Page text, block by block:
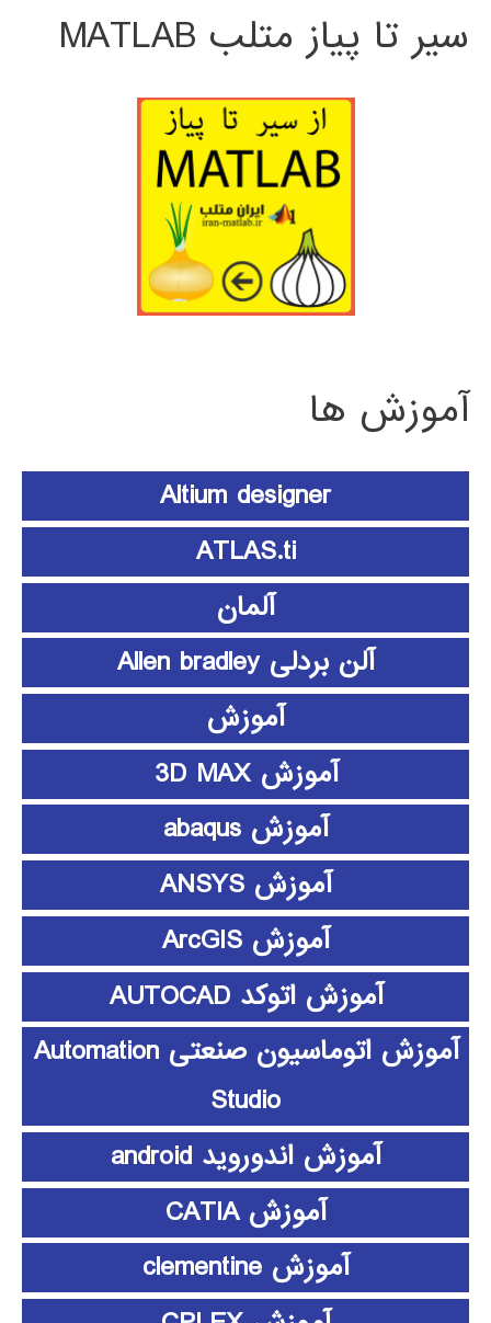
سیر تا پیاز متلب MATLAB
آموزش ها
Altium designer
ATLAS.ti
آلمان
آلن بردلی Allen bradley
آموزش
آموزش 3D MAX
آموزش abaqus
آموزش ANSYS
آموزش ArcGIS
آموزش اتوکد AUTOCAD
آموزش اتوماسیون صنعتی Automation
Studio
آموزش اندوروید android
آموزش CATIA
آموزش clementine